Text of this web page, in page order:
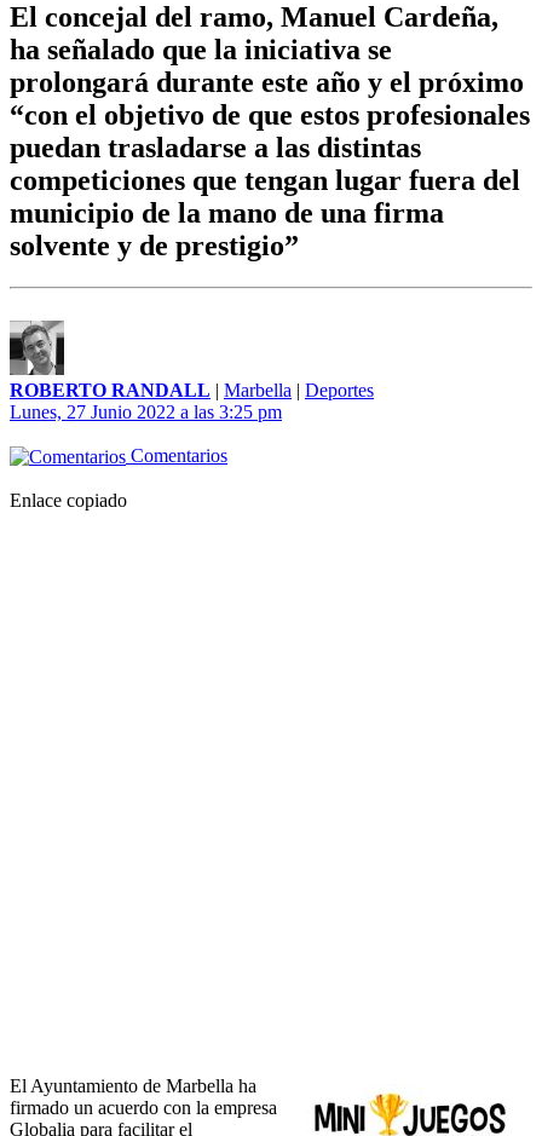
El concejal del ramo, Manuel Cardeña,
ha señalado que la iniciativa se
prolongará durante este año y el próximo
“con el objetivo de que estos profesionales
puedan trasladarse a las distintas
competiciones que tengan lugar fuera del
municipio de la mano de una firma
solvente y de prestigio”
ROBERTO RANDALL | Marbella | Deportes
Lunes, 27 Junio 2022 a las 3:25 pm
Comentarios
Enlace copiado
El Ayuntamiento de Marbella ha
firmado un acuerdo con la empresa
Globalia para facilitar el